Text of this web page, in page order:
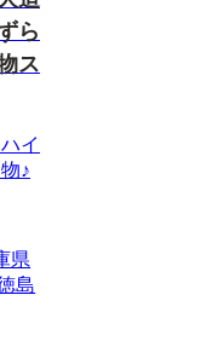
ら
ス
イ
♪
県
島